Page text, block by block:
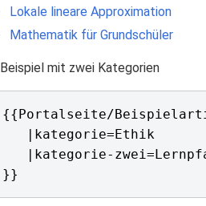
Lokale lineare Approximation
Mathematik für Grundschüler
Beispiel mit zwei Kategorien
{{Portalseite/
}}